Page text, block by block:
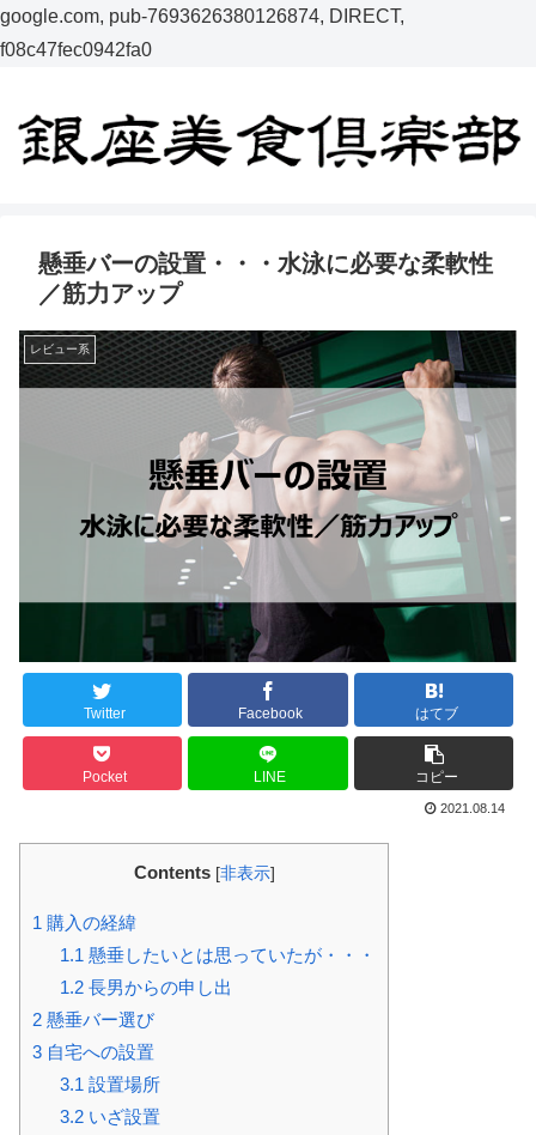
google.com, pub-7693626380126874, DIRECT,
f08c47fec0942fa0
懸垂バーの設置・・・水泳に必要な柔軟性
／筋力アップ
レビュー系
Twitter Facebook はてブ
Pocket LINE コピー
2021.08.14
Contents [非表示]
1 購入の経緯
1.1 懸垂したいとは思っていたが・・・
1.2長男からの申し出
2 懸垂バー選び
3 自宅への設置
3.1 設置場所
3.2いざ設置